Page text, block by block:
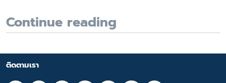
Continue reading
ติดตามเรา